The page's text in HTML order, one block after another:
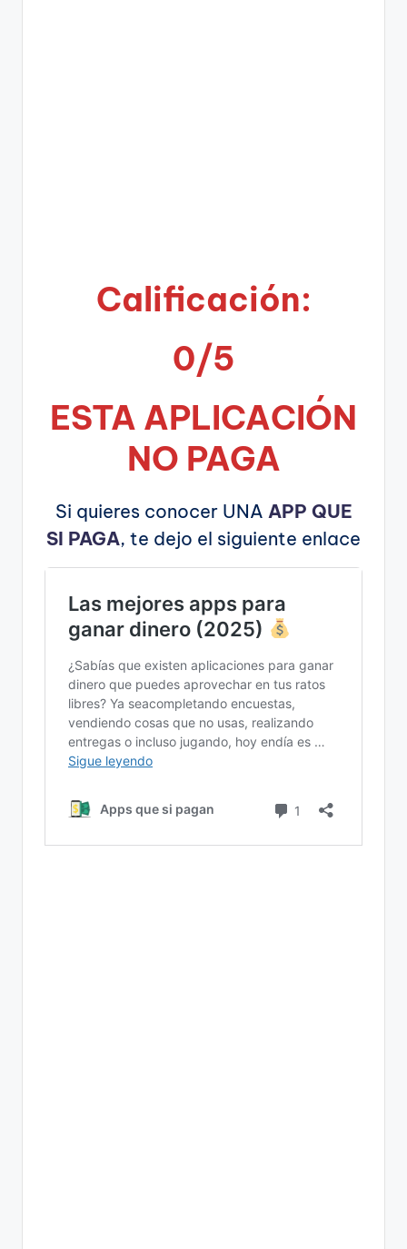
Calificación:
0/5
ESTA APLICACIÓN
NO PAGA
Si quieres conocer UNA APP QUE
SI PAGA, te dejo el siguiente enlace